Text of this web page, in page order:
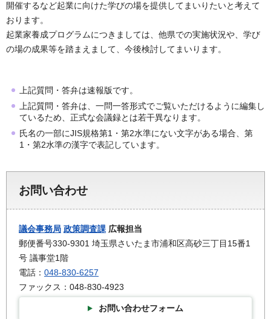
開催するなど起業に向けた学びの場を提供してまいりたいと考えて
おります。
起業家養成プログラムにつきましては、他県での実施状況や、学び
の場の成果等を踏まえまして、今後検討してまいります。
上記質問・答弁は速報版です。
上記質問・答弁は、一問一答形式でご覧いただけるように編集し
ているため、正式な会議録とは若干異なります。
氏名の一部にJIS規格第1・第2水準にない文字がある場合、第
1・第2水準の漢字で表記しています。
お問い合わせ
議会事務局 政策調査課 広報担当
郵便番号330-9301 埼玉県さいたま市浦和区高砂三丁目15番1
号 議事堂1階
電話： 048-830-6257
ファックス：048-830-4923
お問い合わせフォーム